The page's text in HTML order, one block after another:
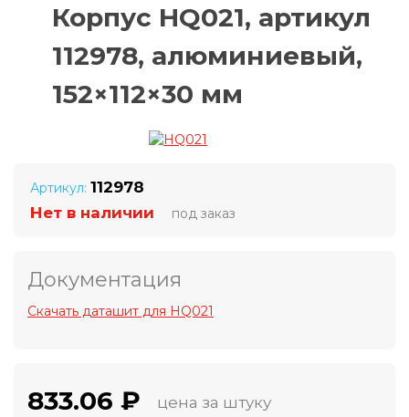
Корпус HQ021, артикул
112978, алюминиевый,
152×112×30 мм
Артикул: 112978
Нет в наличии
под заказ
Документация
Скачать даташит для HQ021
833.06 ₽
цена за штуку